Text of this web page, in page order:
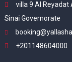
villa 9 Al Reyadat
Sinai Governorate
+201148604000